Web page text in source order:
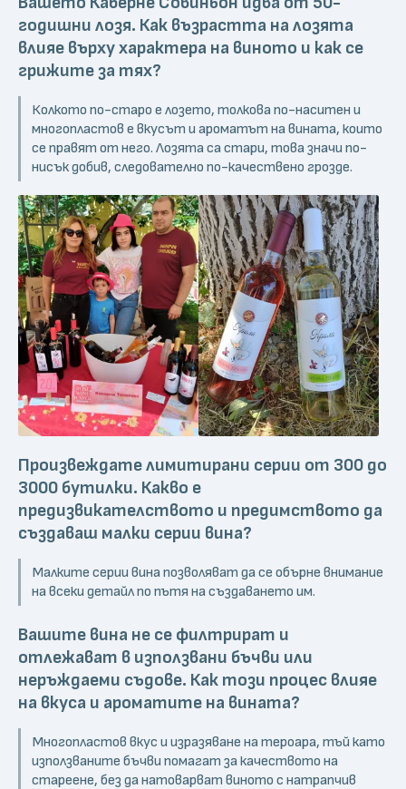
годишни лозя. Как възрастта на лозята
влияе върху характера на виното и как се
грижите за тях?
Колкото по-старо е лозето, толкова по-наситен и
многопластов е вкусът и ароматът на вината, които
се правят от него. Лозята са стари, това значи по-
нисък добив, следователно по-качествено грозде.
Произвеждате лимитирани серии от 300 до
3000 бутилки. Какво е
предизвикателството и предимството да
създаваш малки серии вина?
Малките серии вина позволяват да се обърне внимание
на всеки детайл по пътя на създаването им.
Вашите вина не се филтрират и
отлежават в използвани бъчви или
неръждаеми съдове. Как този процес влияе
на вкуса и ароматите на вината?
Многопластов вкус и изразяване на тероара, тъй като
използваните бъчви помагат за качеството на
стареене, без да натоварват виното с натрапчив